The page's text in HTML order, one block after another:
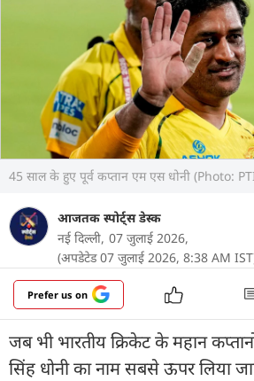
45 साल के हुए पूर्व कप्तान एम एस धोनी (Photo:
आजतक स्पोर्ट्स डेस्क
नई दिल्ली, 07 जुलाई 2026,
(अपडेटेड 07 जुलाई 2026, 8:38 AM
Prefer us on
जब भी भारतीय क्रिकेट के महान
सिंह धोनी का नाम सबसे ऊपर लिया